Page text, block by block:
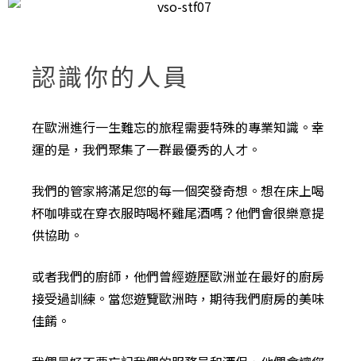
認識你的人員
在歐洲進行一生難忘的旅程需要特殊的專業知識。幸
運的是，我們聚集了一群最優秀的人才。
我們的管家將滿足您的每一個突發奇想。想在床上喝
杯咖啡或在穿衣服時喝杯雞尾酒嗎？他們會很樂意提
供協助。
或者我們的廚師，他們曾經遊歷歐洲並在最好的廚房
接受過訓練。當您遊覽歐洲時，期待我們廚房的美味
佳餚。